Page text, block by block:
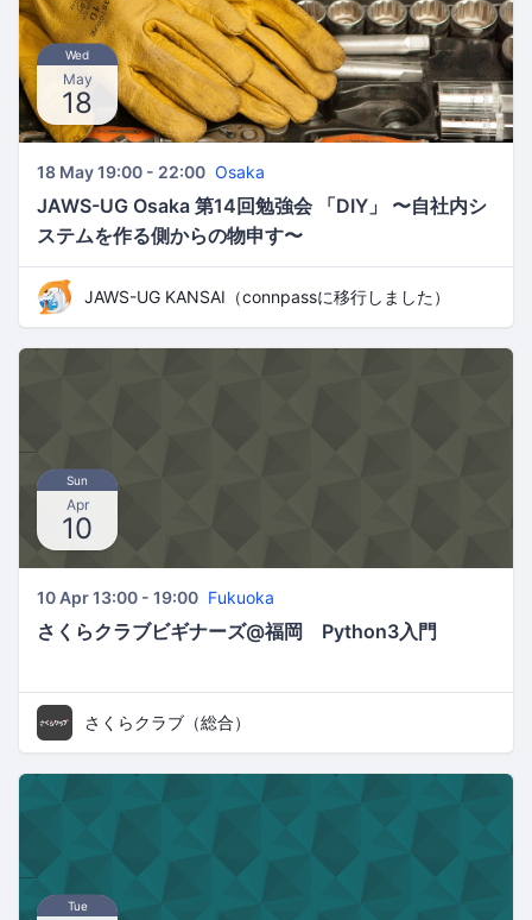
Wed
May
18
18 May 19:00 - 22:00 Osaka
JAWS-UG Osaka 第14回勉強会 「DIY」 〜自社内シ
ステムを作る側からの物申す〜
JAWS-UG KANSAI（connpassに移行しました）
Sun
Apr
10
10 Apr 13:00 - 19:00 Fukuoka
さくらクラブビギナーズ@福岡 Python3入門
さくらクラブ（総合）
Tue